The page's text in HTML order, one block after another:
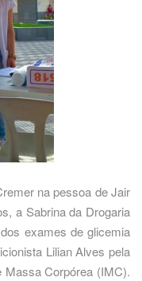
na pessoa de Jair
a Sabrina da Drogaria
exames de glicemia
Lilian Alves pela
Massa Corpórea (IMC).